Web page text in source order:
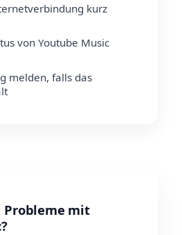
kurz
von Youtube Music
melden, falls das
Probleme mit